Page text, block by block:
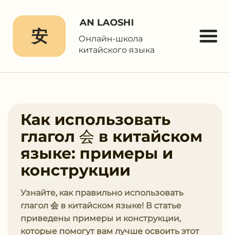
安
AN LAOSHI
Онлайн-школа
китайского языка
Как использовать
глагол 会 в китайском
языке: примеры и
конструкции
Узнайте, как правильно использовать
глагол 会 в китайском языке! В статье
приведены примеры и конструкции,
которые помогут вам лучше освоить этот